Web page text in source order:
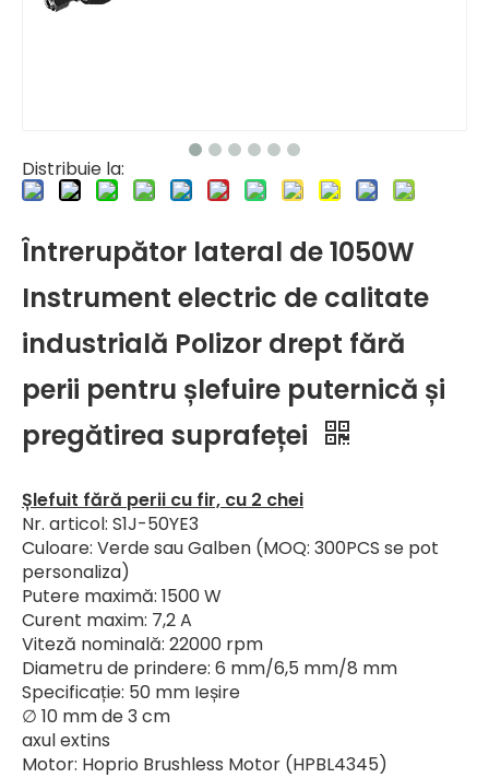
Distribuie la:
Întrerupător lateral de 1050W
Instrument electric de calitate
industrială Polizor drept fără
perii pentru șlefuire puternică și
pregătirea suprafeței
Șlefuit fără perii cu fir, cu 2 chei
Nr. articol: S1J-50YE3
Culoare: Verde sau Galben (MOQ: 300PCS se pot
personaliza)
Putere maximă: 1500 W
Curent maxim: 7,2 A
Viteză nominală: 22000 rpm
Diametru de prindere: 6 mm/6,5 mm/8 mm
Specificație: 50 mm Ieșire
∅ 10 mm de 3 cm
axul extins
Motor: Hoprio Brushless Motor (HPBL4345)